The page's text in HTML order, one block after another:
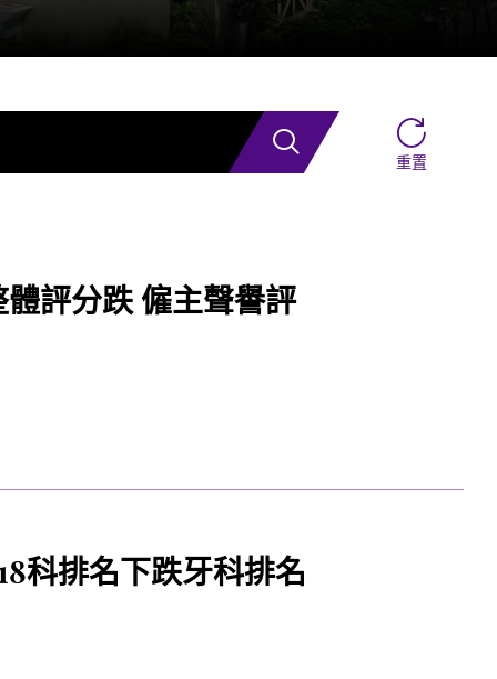
搜索
重置
評分跌 僱主聲譽評
科排名下跌牙科排名